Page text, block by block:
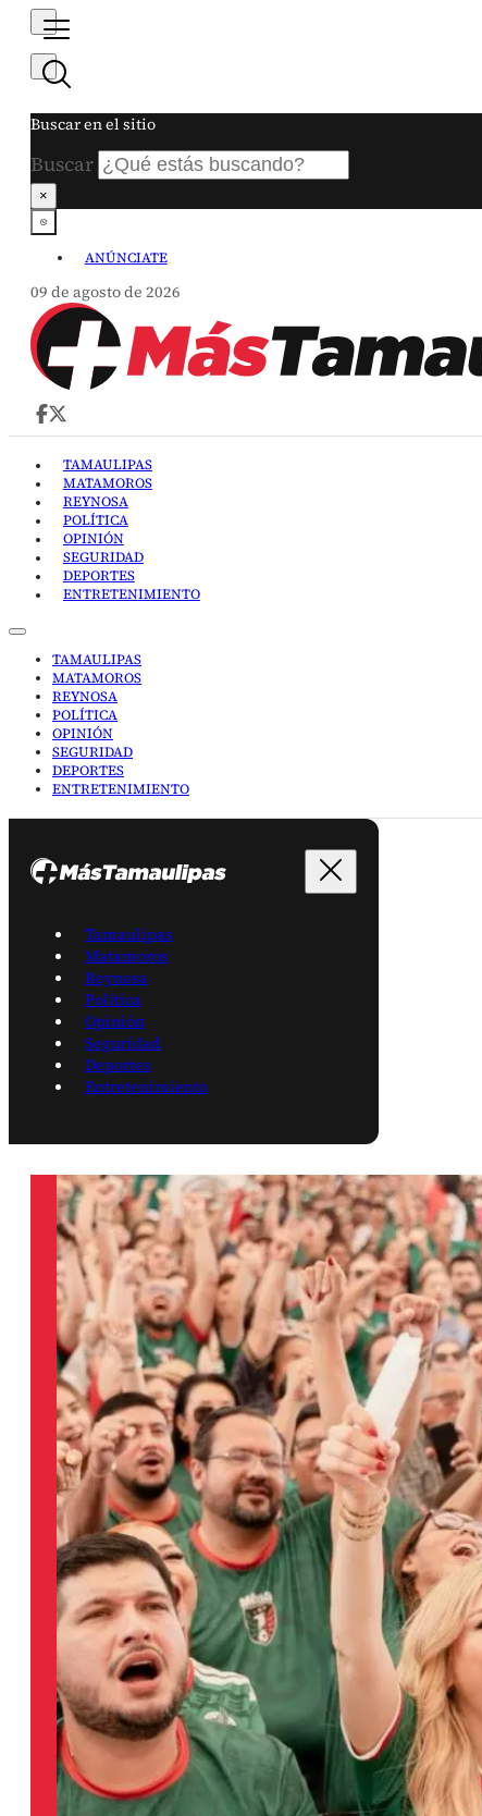
Buscar en el sitio
Buscar
×
ANÚNCIATE
09 de agosto de 2026
TAMAULIPAS
MATAMOROS
REYNOSA
POLÍTICA
OPINIÓN
SEGURIDAD
DEPORTES
ENTRETENIMIENTO
TAMAULIPAS
MATAMOROS
REYNOSA
POLÍTICA
OPINIÓN
SEGURIDAD
DEPORTES
ENTRETENIMIENTO
Tamaulipas
Matamoros
Reynosa
Política
Opinión
Seguridad
Deportes
Entretenimiento